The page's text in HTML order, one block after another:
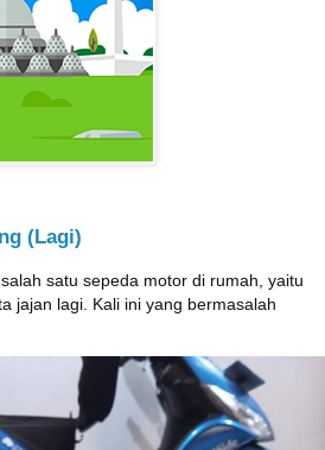
(Lagi)
satu sepeda motor di rumah, yaitu
jajan lagi. Kali ini yang bermasalah